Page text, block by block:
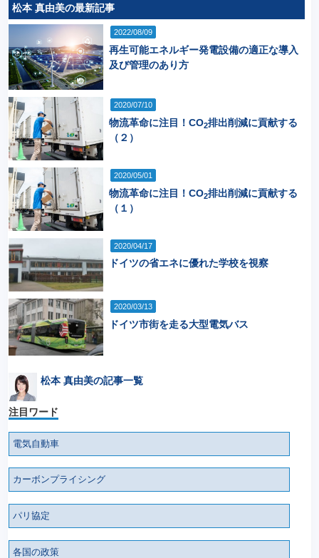
松本 真由美の最新記事
2022/08/09
再生可能エネルギー発電設備の適正な導入
及び管理のあり方
2020/07/10
物流革命に注目！CO2排出削減に貢献する
（２）
2020/05/01
物流革命に注目！CO2排出削減に貢献する
（１）
2020/04/17
ドイツの省エネに優れた学校を視察
2020/03/13
ドイツ市街を走る大型電気バス
松本 真由美の記事一覧
注目ワード
電気自動車
カーボンプライシング
パリ協定
各国の政策